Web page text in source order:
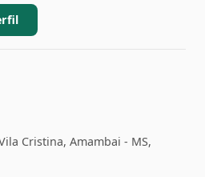
Cristina, Amambai - MS,